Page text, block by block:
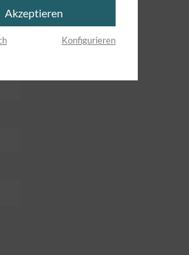
Akzeptieren
Konfigurieren